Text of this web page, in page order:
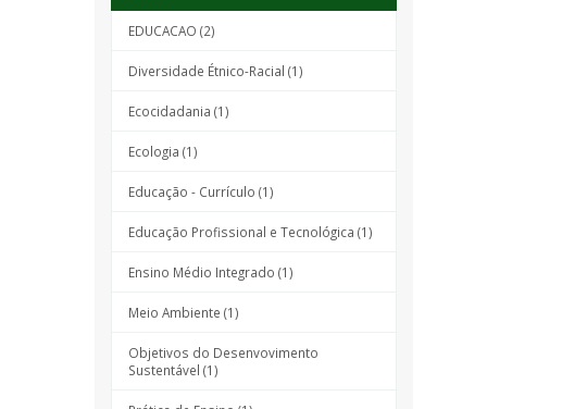
EDUCACAO (2)
Diversidade Étnico-Racial (1)
Ecocidadania (1)
Ecologia (1)
Educação - Currículo (1)
Educação Profissional e Tecnológica (1)
Ensino Médio Integrado (1)
Meio Ambiente (1)
Objetivos do Desenvovimento
Sustentável (1)